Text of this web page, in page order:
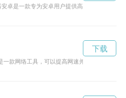
卓是一款专为安卓用户提供高效网络加速的
一款网络工具，可以提高网速并保障数据安全
下载